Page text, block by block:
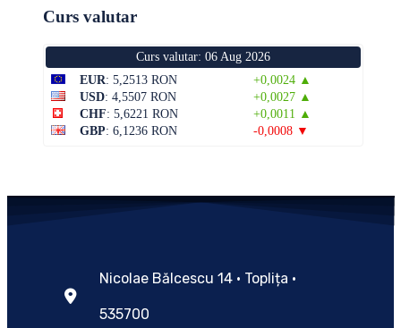
Curs valutar
Curs valutar: 06 Aug 2026
EUR: 5,2513 RON
+0,0024 ▲
USD: 4,5507 RON
+0,0027 ▲
CHF: 5,6221 RON
+0,0011 ▲
GBP: 6,1236 RON -0,0008 ▼
Nicolae Bălcescu 14 • Toplița •
535700